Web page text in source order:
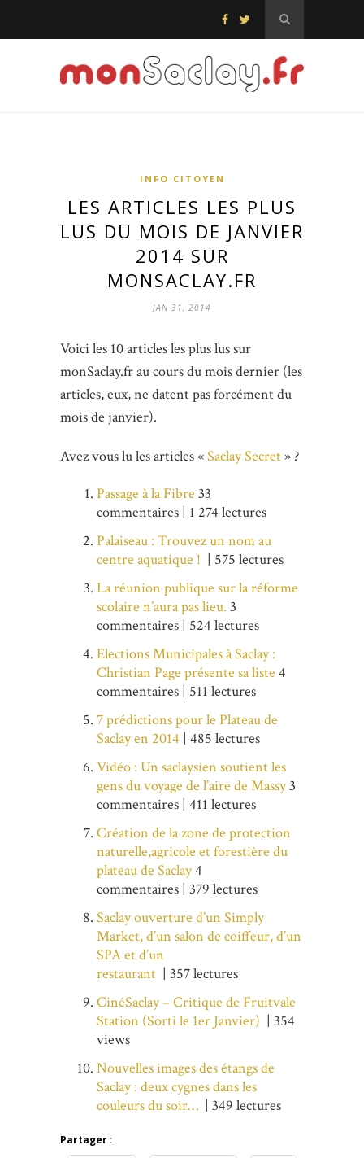
INFO CITOYEN
LES ARTICLES LES PLUS
LUS DU MOIS DE JANVIER
2014 SUR
MONSACLAY.FR
JAN 31, 2014
Voici les 10 articles les plus lus sur
monSaclay.fr au cours du mois dernier (les
articles, eux, ne datent pas forcément du
mois de janvier).
Avez vous lu les articles «Saclay Secret» ?
Passage à la Fibre 33
commentaires | 1 274 lectures
Palaiseau : Trouvez un nom au
centre aquatique ! | 575 lectures
La réunion publique sur la réforme
scolaire n’aura pas lieu. 3
commentaires | 524 lectures
Elections Municipales à Saclay :
Christian Page présente sa liste 4
commentaires | 511 lectures
7 prédictions pour le Plateau de
Saclay en 2014 | 485 lectures
Vidéo : Un saclaysien soutient les
gens du voyage de l’aire de Massy3
commentaires | 411 lectures
Création de la zone de protection
naturelle,agricole et forestière du
plateau de Saclay4
commentaires | 379 lectures
Saclay ouverture d’un Simply
Market, d’un salon de coiffeur, d’un
SPA et d’un
restaurant | 357 lectures
CinéSaclay – Critique de Fruitvale
Station (Sorti le 1er Janvier) | 354
views
Nouvelles images des étangs de
Saclay : deux cygnes dans les
couleurs du soir… | 349 lectures
Partager :